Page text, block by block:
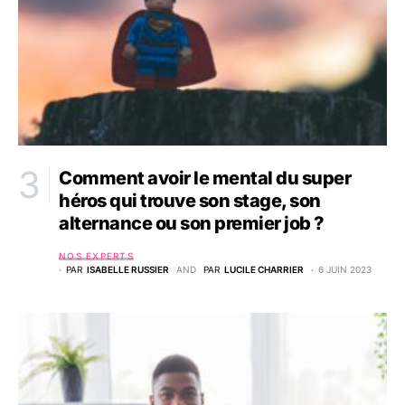
Comment avoir le mental du super
héros qui trouve son stage, son
alternance ou son premier job ?
NOS EXPERTS
PAR ISABELLE RUSSIER AND PAR LUCILE CHARRIER 6 JUIN 2023